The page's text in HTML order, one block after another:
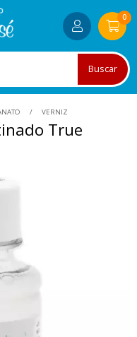
Buscar
0
VERNIZ
True